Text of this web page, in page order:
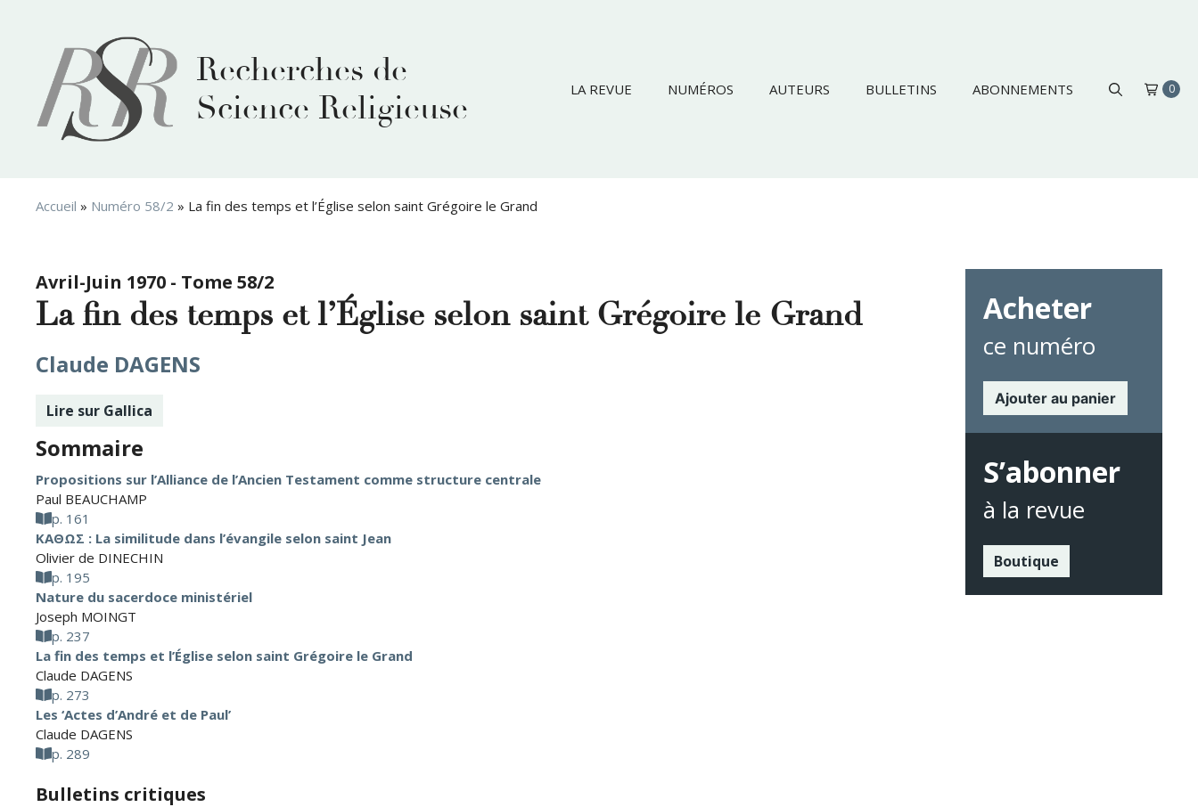
Recherches de
Science Religieuse
0
LA REVUE NUMÉROS AUTEURS BULLETINS ABONNEMENTS
Accueil » Numéro 58/2 » La fin des temps et l’Église selon saint Grégoire le Grand
Avril-Juin 1970 - Tome 58/2
La fin des temps et l’Église selon saint Grégoire le Grand
Claude DAGENS
Lire sur Gallica
Sommaire
Propositions sur l’Alliance de l’Ancien Testament comme structure centrale
Paul BEAUCHAMP
p. 161
ΚΑΘΩΣ : La similitude dans l’évangile selon saint Jean
Olivier de DINECHIN
p. 195
Nature du sacerdoce ministériel
Joseph MOINGT
p. 237
La fin des temps et l’Église selon saint Grégoire le Grand
Claude DAGENS
p. 273
Les ‘Actes d’André et de Paul’
Claude DAGENS
p. 289
Bulletins critiques
Acheter
ce numéro
Ajouter au panier
S’abonner
à la revue
Boutique